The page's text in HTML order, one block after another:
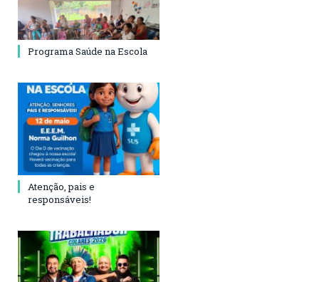
Programa Saúde na Escola
Atenção, pais e
responsáveis!